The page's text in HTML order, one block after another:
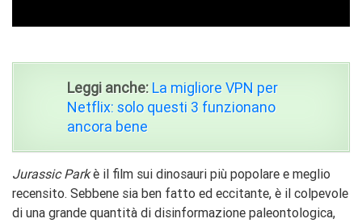
Leggi anche: La migliore VPN per
Netflix: solo questi 3 funzionano
ancora bene
Jurassic Parkè il film sui dinosauri più popolare e meglio
recensito. Sebbene sia ben fatto ed eccitante, è il colpevole
di una grande quantità di disinformazione paleontologica,